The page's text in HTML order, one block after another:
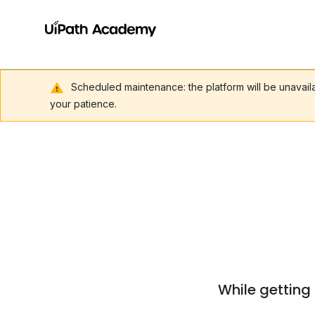
Scheduled maintenance: the platform will be
your patience.
While getting